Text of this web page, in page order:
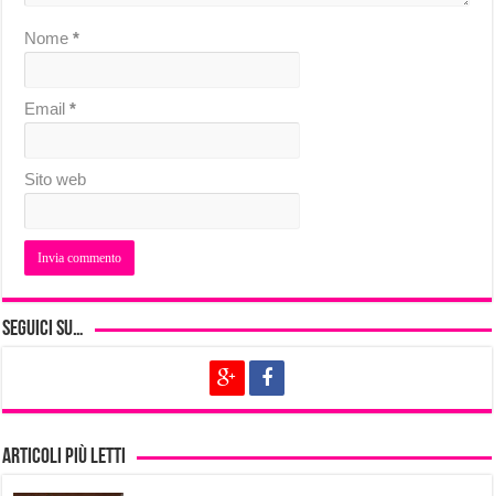
Nome*
Email*
Sito web
Seguici su…
Articoli più letti